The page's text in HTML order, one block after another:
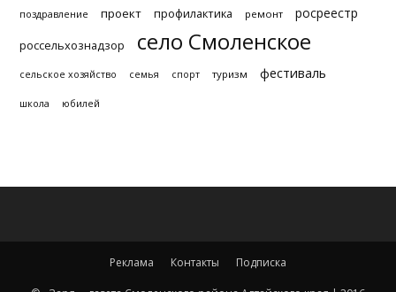
поздравление проект профилактика ремонт росреестр
россельхознадзор село Смоленское
сельское хозяйство семья спорт туризм фестиваль
школа юбилей
Реклама Контакты Подписка